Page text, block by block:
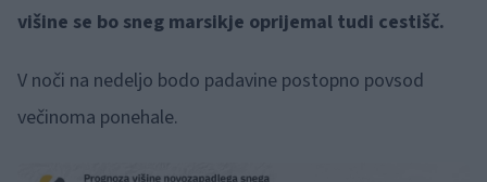
višine se bo sneg marsikje oprijemal tudi cestišč.
V noči na nedeljo bodo padavine postopno povsod
večinoma ponehale.